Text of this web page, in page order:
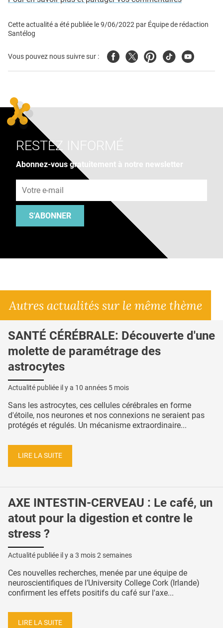
Cette actualité a été publiée le9/06/2022 par Équipe de rédaction
Santélog
Vous pouvez nous suivre sur : FacebookTwitterPinterest
TiktokYoutube
RESTEZ INFORMÉ
Abonnez-vous gratuitement à notre newsletter
S'ABONNER
Autres actualités sur le même thème
SANTÉ CÉRÉBRALE: Découverte d'une
molette de paramétrage des
astrocytes
Actualité publiée il y a 10 années 5 mois
Sans les astrocytes, ces cellules cérébrales en forme
d'étoile, nos neurones et nos connexions ne seraient pas
protégés et régulés. Un mécanisme extraordinaire...
LIRE LA SUITE
AXE INTESTIN-CERVEAU : Le café, un
atout pour la digestion et contre le
stress ?
Actualité publiée il y a 3 mois 2 semaines
Ces nouvelles recherches, menée par une équipe de
neuroscientifiques de l’University College Cork (Irlande)
confirment les effets positifs du café sur l'axe...
LIRE LA SUITE